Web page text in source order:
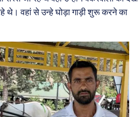
थे। वहां से उन्हे घोड़ा गाड़ी शुरू करने का